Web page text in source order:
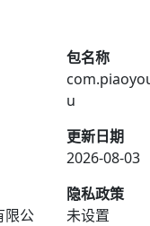
包名称
u
更新日期
2026-08-03
限公
隐私政策
未设置